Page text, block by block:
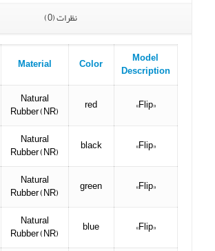
نظرات (0)
Material Color Model
Description
Natural
Rubber (NR) red «Flip»
Natural
Rubber (NR) black «Flip»
Natural
Rubber (NR) green «Flip»
Natural
Rubber (NR) blue «Flip»